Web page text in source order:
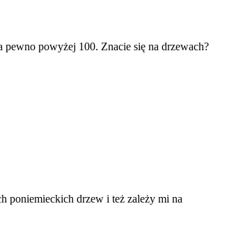
pewno powyżej 100. Znacie się na drzewach?
poniemieckich drzew i też zależy mi na